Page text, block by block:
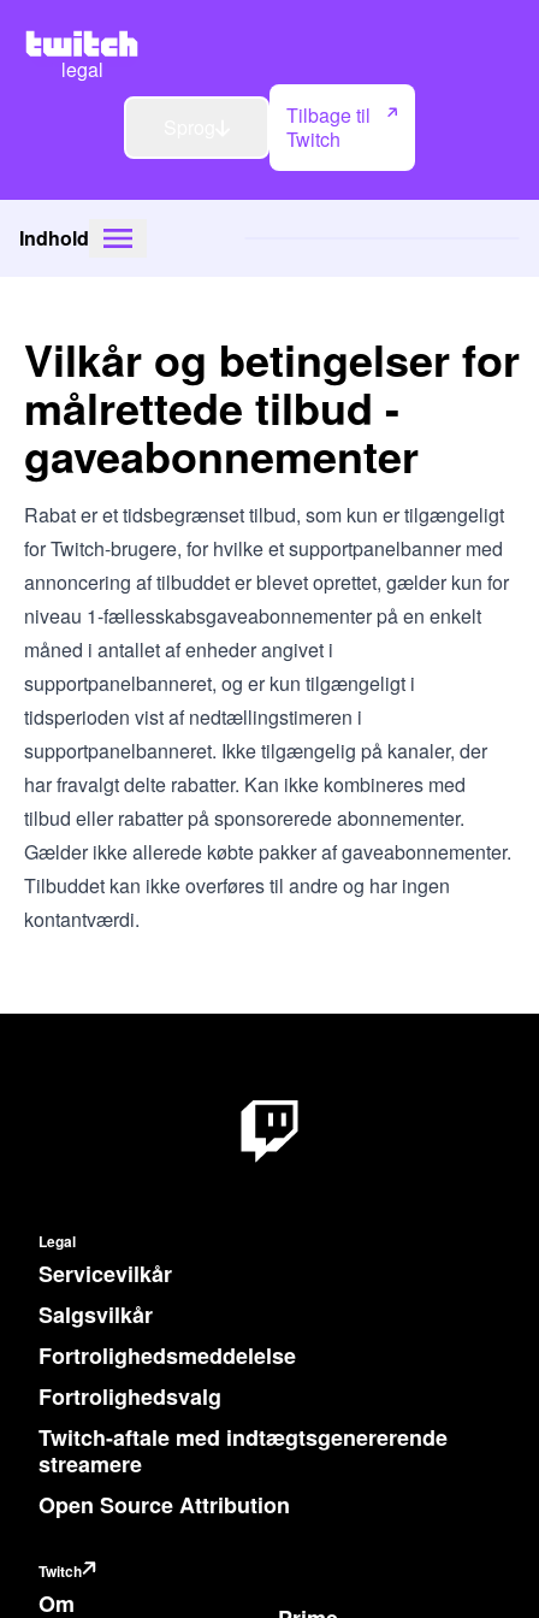
legal
Tilbage til
Twitch
Indhold
Vilkår og betingelser for
målrettede tilbud -
gaveabonnementer
Rabat er et tidsbegrænset tilbud, som kun er tilgængeligt
for Twitch-brugere, for hvilke et supportpanelbanner med
annoncering af tilbuddet er blevet oprettet, gælder kun for
niveau 1-fællesskabsgaveabonnementer på en enkelt
måned i antallet af enheder angivet i
supportpanelbanneret, og er kun tilgængeligt i
tidsperioden vist af nedtællingstimeren i
supportpanelbanneret. Ikke tilgængelig på kanaler, der
har fravalgt delte rabatter. Kan ikke kombineres med
tilbud eller rabatter på sponsorerede abonnementer.
Gælder ikke allerede købte pakker af gaveabonnementer.
Tilbuddet kan ikke overføres til andre og har ingen
kontantværdi.
Legal
Servicevilkår
Salgsvilkår
Fortrolighedsmeddelelse
Fortrolighedsvalg
Twitch-aftale med indtægtsgenererende
streamere
Open Source Attribution
Twitch
Om